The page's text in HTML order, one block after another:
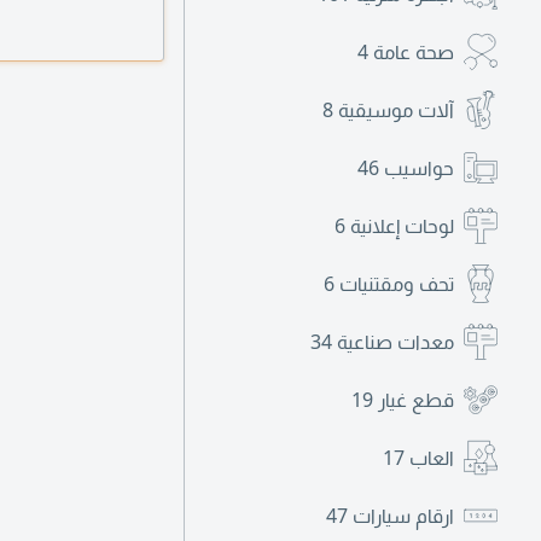
صحة عامة 4
آلات موسيقية 8
حواسيب 46
لوحات إعلانية 6
تحف ومقتنيات 6
معدات صناعية 34
قطع غيار 19
العاب 17
ارقام سيارات 47